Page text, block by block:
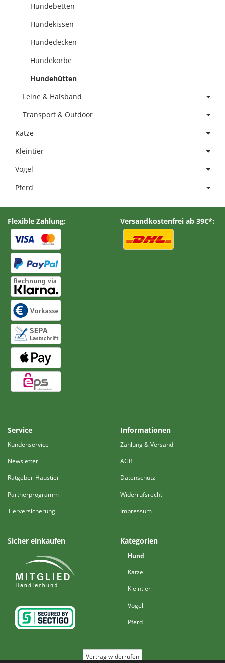
Hundebetten
Hundekissen
Hundedecken
Hundekörbe
Hundehütten
Leine & Halsband
Transport & Outdoor
Katze
Kleintier
Vogel
Pferd
Flexible Zahlung: Versandkostenfrei ab 39€*:
Service
Kundenservice
Newsletter
Ratgeber-Haustier
Partnerprogramm
Tierversicherung
Informationen
Zahlung & Versand
AGB
Datenschutz
Widerrufsrecht
Impressum
Sicher einkaufen Kategorien
Hund
Katze
Kleintier
Vogel
Pferd
Vertrag widerrufen